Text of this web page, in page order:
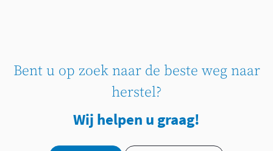
Bent u op zoek naar de beste weg naar
herstel?
Wij helpen u graag!